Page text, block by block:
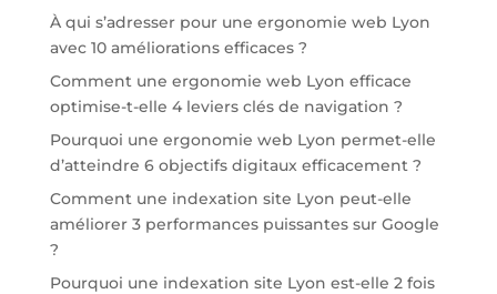
À qui s’adresser pour une ergonomie web Lyon
avec 10 améliorations efficaces ?
Comment une ergonomie web Lyon efficace
optimise-t-elle 4 leviers clés de navigation ?
Pourquoi une ergonomie web Lyon permet-elle
d’atteindre 6 objectifs digitaux efficacement ?
Comment une indexation site Lyon peut-elle
améliorer 3 performances puissantes sur Google
?
Pourquoi une indexation site Lyon est-elle 2 fois